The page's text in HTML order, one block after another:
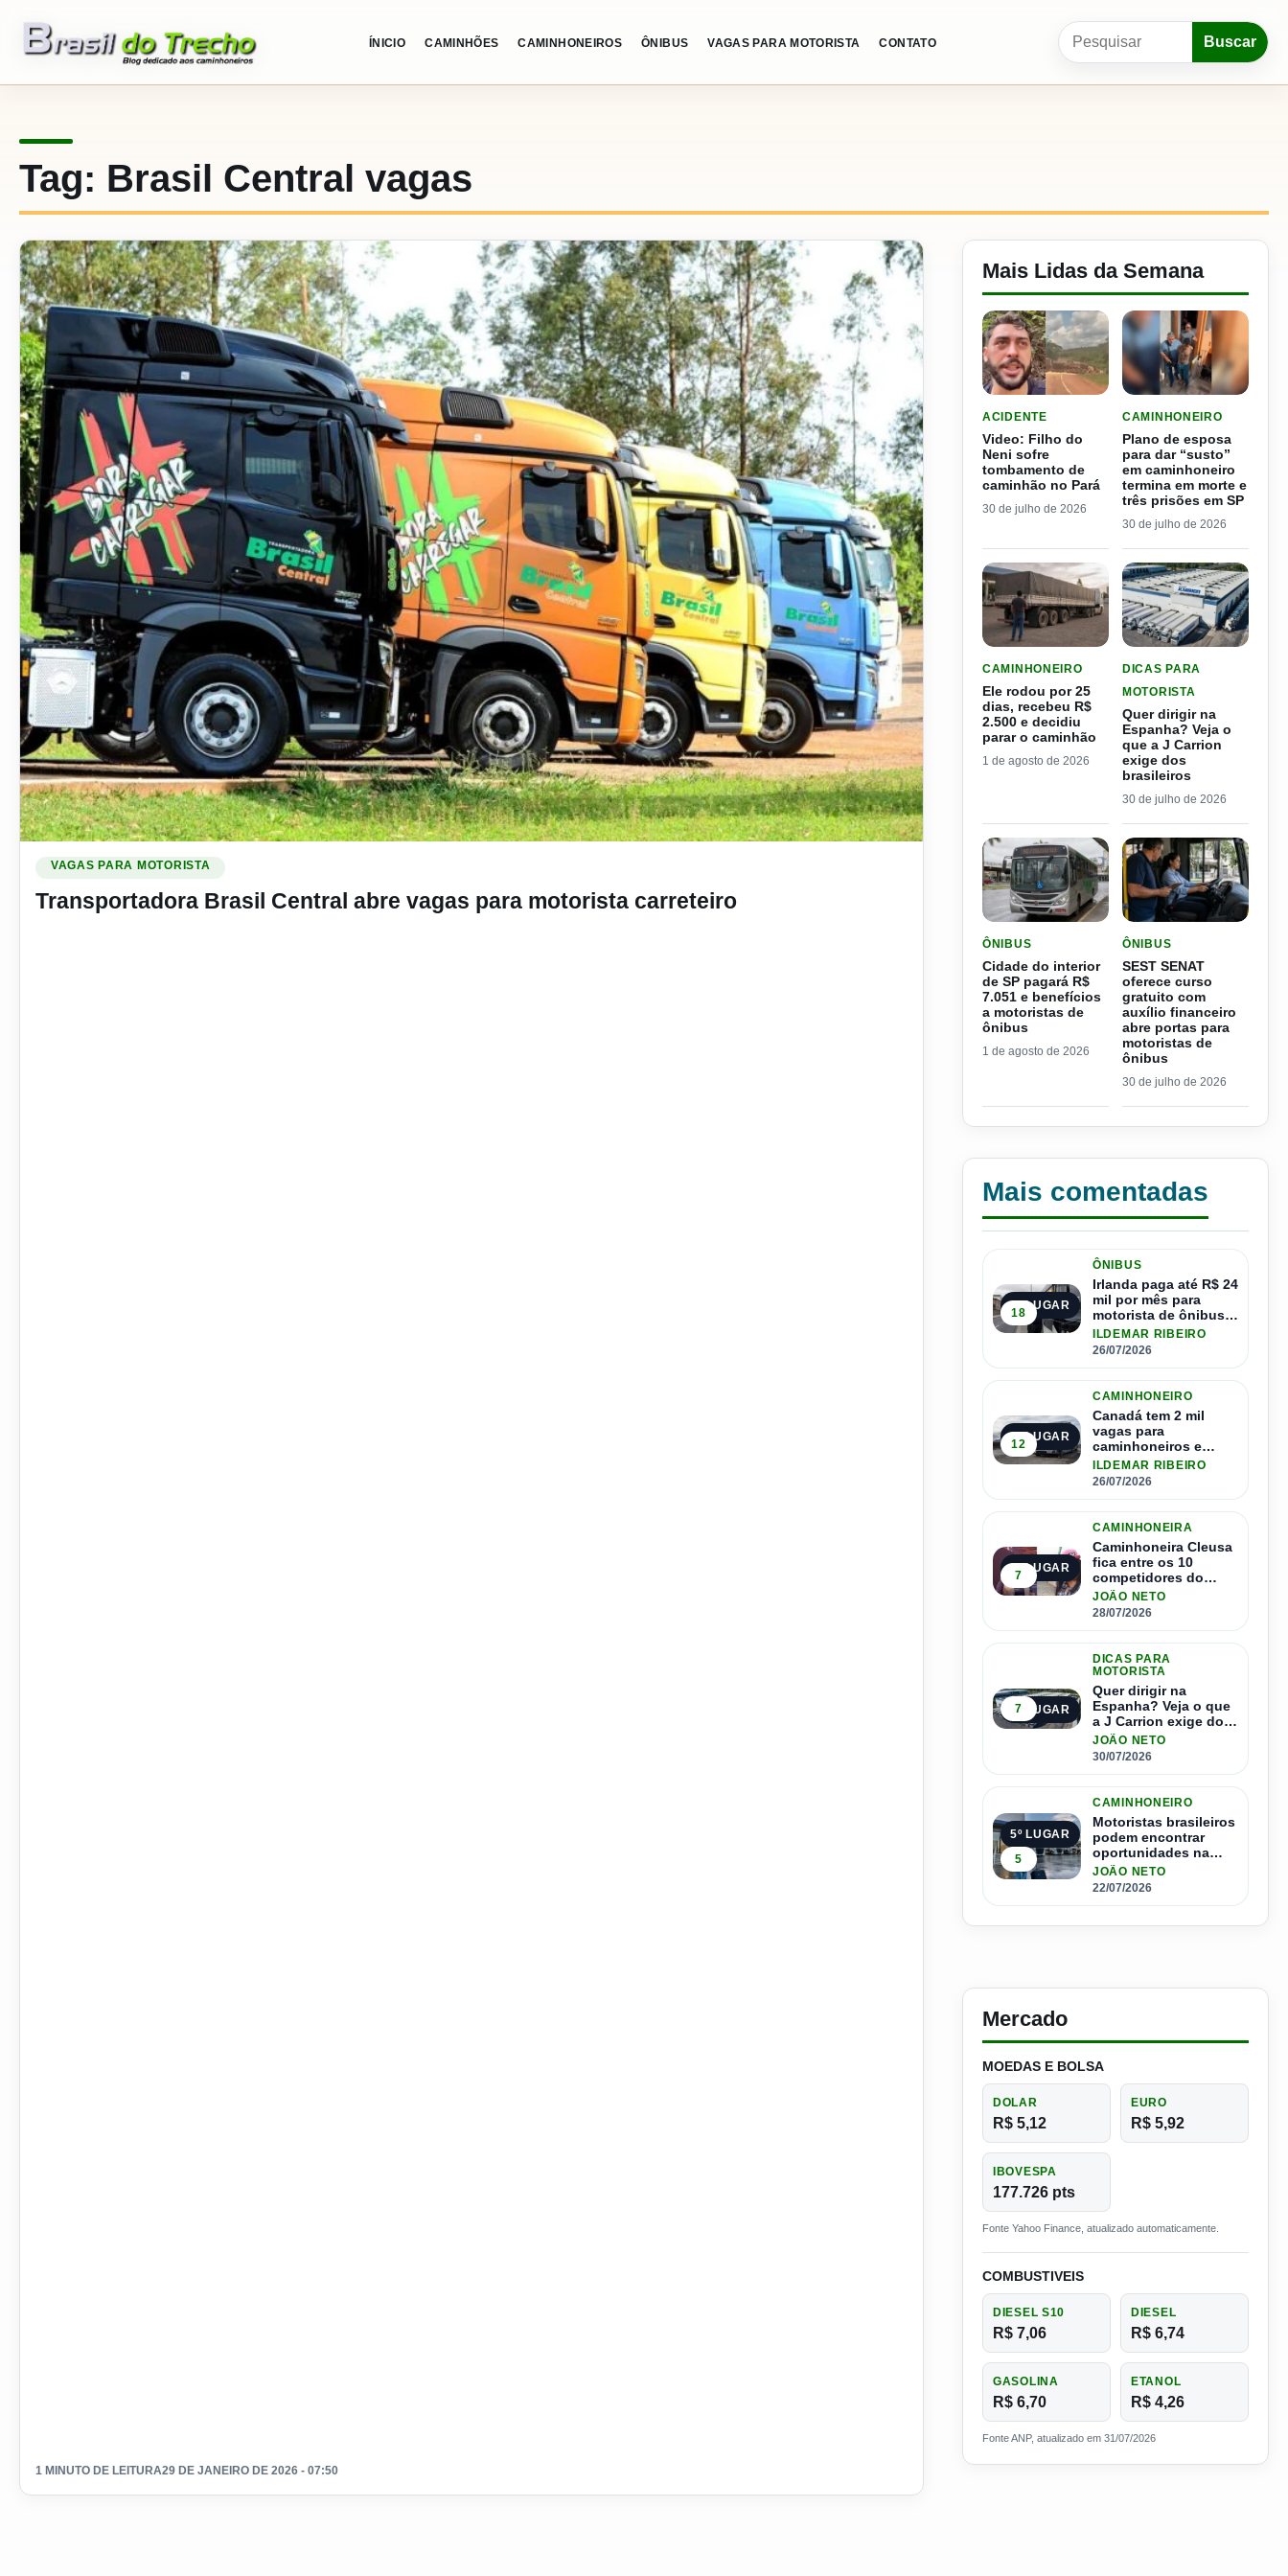
ÍNICIO CAMINHÕES CAMINHONEIROS ÔNIBUS VAGAS PARA MOTORISTA CONTATO
Pesquisar por:
Buscar
Tag: Brasil Central vagas
VAGAS PARA MOTORISTA
Transportadora Brasil Central abre vagas para motorista carreteiro
1 MINUTO DE LEITURA29 DE JANEIRO DE 2026 - 07:50
Mais Lidas da Semana
ACIDENTE
Video: Filho do
Neni sofre
tombamento de
caminhão no Pará
30 de julho de 2026
CAMINHONEIRO
Plano de esposa
para dar “susto”
em caminhoneiro
termina em morte e
três prisões em SP
30 de julho de 2026
CAMINHONEIRO
Ele rodou por 25
dias, recebeu R$
2.500 e decidiu
parar o caminhão
1 de agosto de 2026
DICAS PARA
MOTORISTA
Quer dirigir na
Espanha? Veja o
que a J Carrion
exige dos
brasileiros
30 de julho de 2026
ÔNIBUS
Cidade do interior
de SP pagará R$
7.051 e benefícios
a motoristas de
ônibus
1 de agosto de 2026
ÔNIBUS
SEST SENAT
oferece curso
gratuito com
auxílio financeiro
abre portas para
motoristas de
ônibus
30 de julho de 2026
Mais comentadas
1º LUGAR
18
ÔNIBUS
Irlanda paga até R$ 24
mil por mês para
motorista de ônibus e
pode contratar até
1.500 motoristas
ILDEMAR RIBEIRO
26/07/2026
2º LUGAR
12
CAMINHONEIRO
Canadá tem 2 mil
vagas para
caminhoneiros e
salário de até R$ 24
mil por mês
ILDEMAR RIBEIRO
26/07/2026
3º LUGAR
7
CAMINHONEIRA
Caminhoneira Cleusa
fica entre os 10
competidores do
Master Driver Brasil
JOÃO NETO
28/07/2026
4º LUGAR
7
DICAS PARA
MOTORISTA
Quer dirigir na
Espanha? Veja o que
a J Carrion exige dos
brasileiros
JOÃO NETO
30/07/2026
5º LUGAR
5
CAMINHONEIRO
Motoristas brasileiros
podem encontrar
oportunidades na
Espanha com salários
que passam de R$ 17
JOÃO NETO
22/07/2026
Mercado
MOEDAS E BOLSA
DOLAR
R$ 5,12
EURO
R$ 5,92
IBOVESPA
177.726 pts
Fonte Yahoo Finance, atualizado automaticamente.
COMBUSTIVEIS
DIESEL S10
R$ 7,06
DIESEL
R$ 6,74
GASOLINA
R$ 6,70
ETANOL
R$ 4,26
Fonte ANP, atualizado em 31/07/2026